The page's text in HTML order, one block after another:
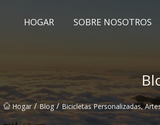
HOGAR SOBRE NOSOTROS
Hogar / Blog / Bicicletas Personalizadas,